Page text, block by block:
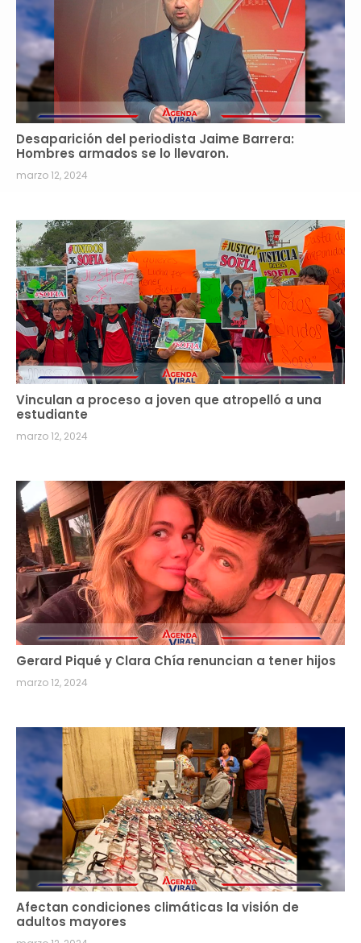
Desaparición del periodista Jaime Barrera:
Hombres armados se lo llevaron.
marzo 12, 2024
Vinculan a proceso a joven que atropelló a una
estudiante
marzo 12, 2024
Gerard Piqué y Clara Chía renuncian a tener hijos
marzo 12, 2024
Afectan condiciones climáticas la visión de
adultos mayores